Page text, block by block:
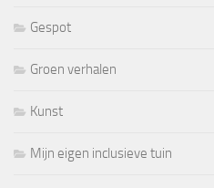
Gespot
Groen verhalen
Kunst
Mijn eigen inclusieve tuin